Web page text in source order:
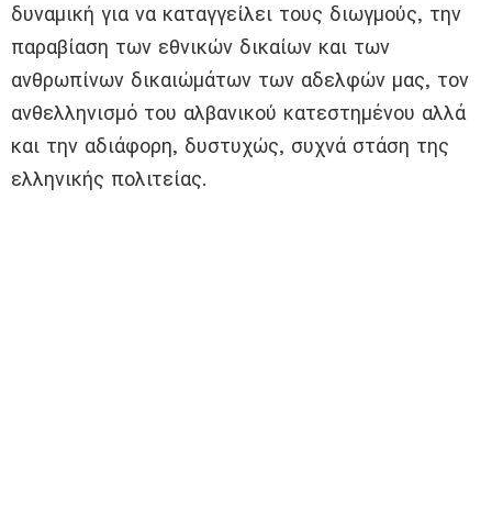
δυναμική για να καταγγείλει τους διωγμούς, την
παραβίαση των εθνικών δικαίων και των
ανθρωπίνων δικαιώμάτων των αδελφών μας, τον
ανθελληνισμό του αλβανικού κατεστημένου αλλά
και την αδιάφορη, δυστυχώς, συχνά στάση της
ελληνικής πολιτείας.